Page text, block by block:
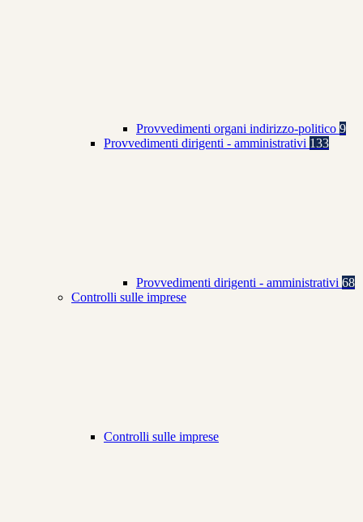
Provvedimenti organi indirizzo-politico 9
Provvedimenti dirigenti - amministrativi 133
Provvedimenti dirigenti - amministrativi 68
Controlli sulle imprese
Controlli sulle imprese